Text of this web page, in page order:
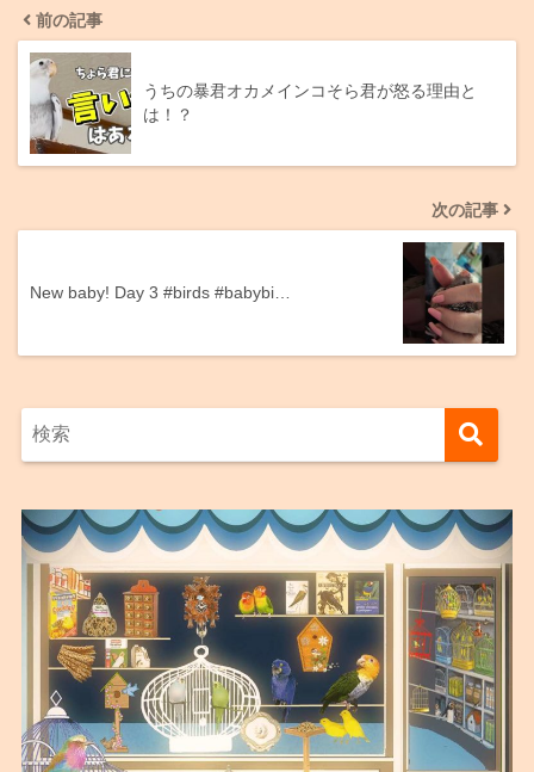
前の記事
うちの暴君オカメインコそら君が怒る理由と
は！？
次の記事
New baby! Day 3 #birds #babybi…